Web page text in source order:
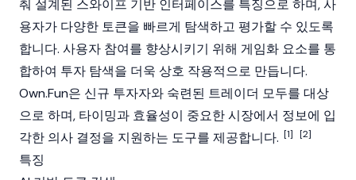
춰 설계된 스와이프 기반 인터페이스를 특징으로 하며, 사
용자가 다양한 토큰을 빠르게 탐색하고 평가할 수 있도록
합니다. 사용자 참여를 향상시키기 위해 게임화 요소를 통
합하여 투자 탐색을 더욱 상호 작용적으로 만듭니다.
Own.Fun은 신규 투자자와 숙련된 트레이더 모두를 대상
으로 하며, 타이밍과 효율성이 중요한 시장에서 정보에 입
각한 의사 결정을 지원하는 도구를 제공합니다. [1] [2]
특징